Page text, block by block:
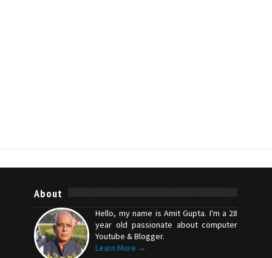
About
Hello, my name is Amit Gupta. I'm a 28
year old passionate about computer
Youtube & Blogger.
Learn More →